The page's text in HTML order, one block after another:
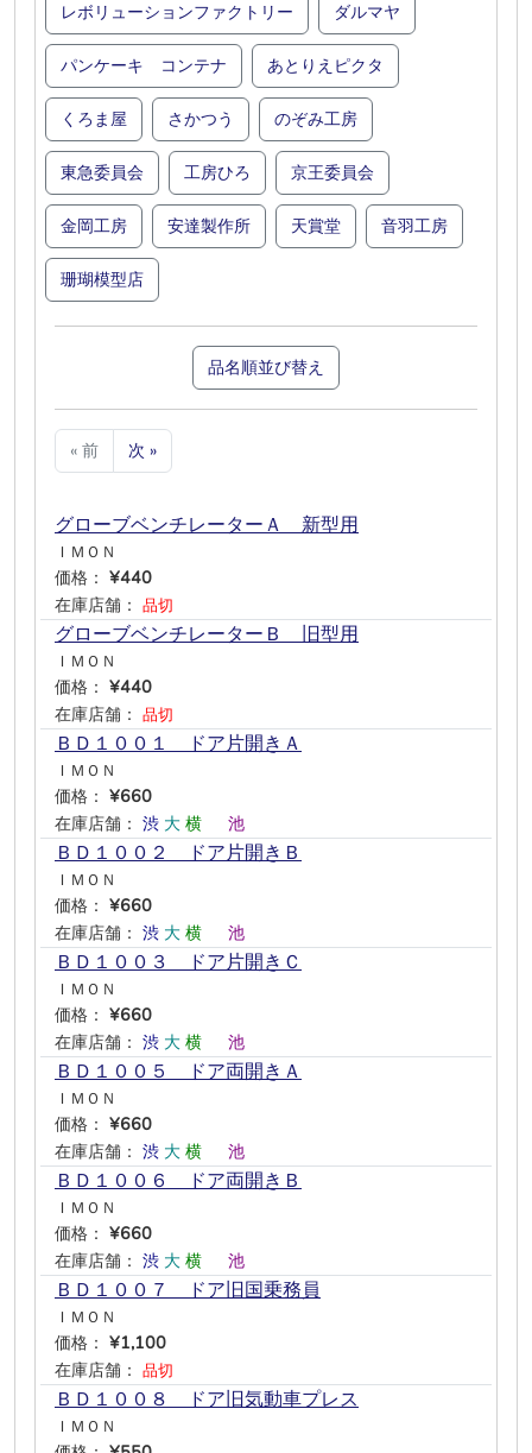
レボリューションファクトリー ダルマヤ
パンケーキ コンテナ あとりえピクタ
くろま屋 さかつう のぞみ工房
東急委員会 工房ひろ 京王委員会
金岡工房 安達製作所 天賞堂 音羽工房
珊瑚模型店
品名順並び替え
« 前 次 »
グローブベンチレーターＡ 新型用
ＩＭＯＮ
価格： ¥440
在庫店舗： 品切
グローブベンチレーターＢ 旧型用
ＩＭＯＮ
価格： ¥440
在庫店舗： 品切
ＢＤ１００１ ドア片開きＡ
ＩＭＯＮ
価格： ¥660
在庫店舗： 渋 大 横 池
ＢＤ１００２ ドア片開きＢ
ＩＭＯＮ
価格： ¥660
在庫店舗： 渋 大 横 池
ＢＤ１００３ ドア片開きＣ
ＩＭＯＮ
価格： ¥660
在庫店舗： 渋 大 横 池
ＢＤ１００５ ドア両開きＡ
ＩＭＯＮ
価格： ¥660
在庫店舗： 渋 大 横 池
ＢＤ１００６ ドア両開きＢ
ＩＭＯＮ
価格： ¥660
在庫店舗： 渋 大 横 池
ＢＤ１００７ ドア旧国乗務員
ＩＭＯＮ
価格： ¥1,100
在庫店舗： 品切
ＢＤ１００８ ドア旧気動車プレス
ＩＭＯＮ